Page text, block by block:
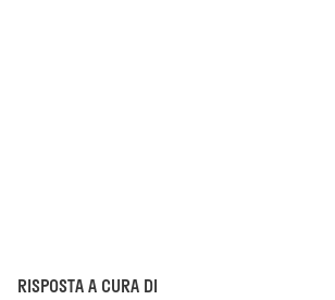
RISPOSTA A CURA DI